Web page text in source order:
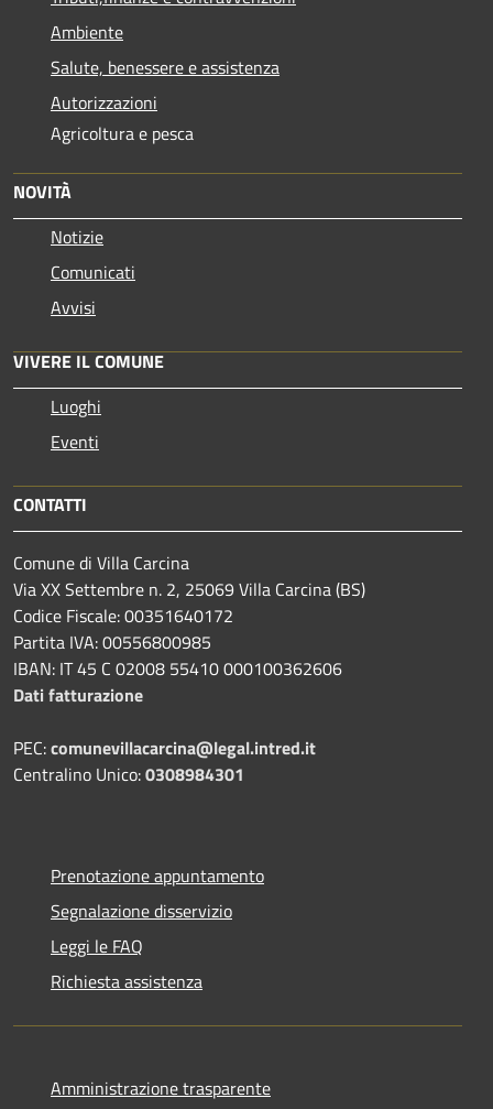
Ambiente
Salute, benessere e assistenza
Autorizzazioni
Agricoltura e pesca
NOVITÀ
Notizie
Comunicati
Avvisi
VIVERE IL COMUNE
Luoghi
Eventi
CONTATTI
Comune di Villa Carcina
Via XX Settembre n. 2, 25069 Villa Carcina (BS)
Codice Fiscale: 00351640172
Partita IVA: 00556800985
IBAN: IT 45 C 02008 55410 000100362606
Dati fatturazione
PEC:comunevillacarcina@legal.intred.it
Centralino Unico:0308984301
Prenotazione appuntamento
Segnalazione disservizio
Leggi le FAQ
Richiesta assistenza
Amministrazione trasparente